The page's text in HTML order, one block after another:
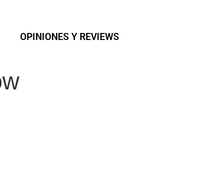
OPINIONES Y REVIEWS